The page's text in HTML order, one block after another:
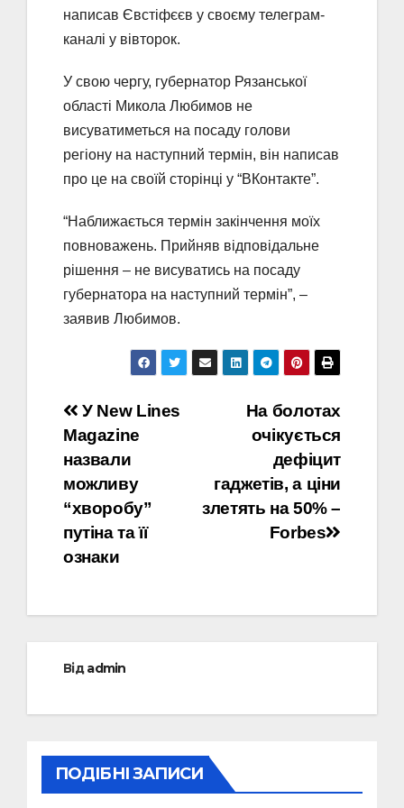
написав Євстіфєєв у своєму телеграм-
каналі у вівторок.
У свою чергу, губернатор Рязанської
області Микола Любимов не
висуватиметься на посаду голови
регіону на наступний термін, він написав
про це на своїй сторінці у “ВКонтакте”.
“Наближається термін закінчення моїх
повноважень. Прийняв відповідальне
рішення – не висуватись на посаду
губернатора на наступний термін”, –
заявив Любимов.
Навігація
записів
На болотах
очікується
дефіцит
гаджетів, а ціни
злетять на 50% –
Forbes
У New Lines
Magazine
назвали
можливу
“хворобу”
путіна та її
ознаки
Відadmin
ПОДІБНІ ЗАПИСИ